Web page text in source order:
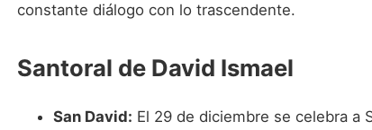
constante diálogo con lo trascendente.
Santoral de David Ismael
San David: El 29 de diciembre se celebra a